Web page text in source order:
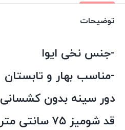
توضیحات
-جنس نخی ایوا
-مناسب بهار و تابستان
دور سینه بدون کشسانی ۱۱۲ سانتی متر
قد شومیز ۷۵ سانتی متر